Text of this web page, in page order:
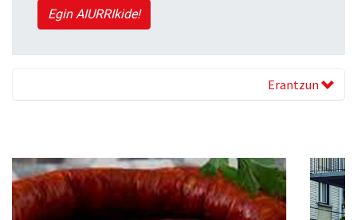
Egin AIURRIkide!
Erantzun